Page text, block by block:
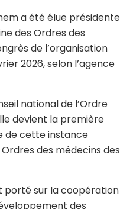
a été élue présidente
des Ordres des
de l’organisation
2026, selon l’agence
national de l’Ordre
devient la première
de cette instance
des médecins des
porté sur la coopération
des